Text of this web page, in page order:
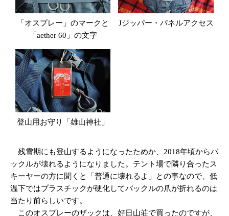
「オスプレー」のマークと
「aether 60」の文字
Jジッパー・パネルアクセス
登山用お守り「雄山神社」
残雪期にも登山するようになったためか、2018年頃からバ
ックルが壊れるようになりました。テント場で隣り合ったス
キーヤーの方に聞くと「普通に壊れるよ」との事なので、低
温下ではプラスチックが硬化してバックルの爪が折れるのは
当たり前らしいです。
このオスプレーのザックは、好日山荘で買ったのですが、